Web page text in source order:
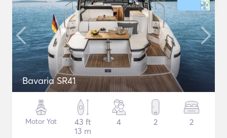
Bavaria SR41
Motor Yat
43 ft
13 m
4 2 2